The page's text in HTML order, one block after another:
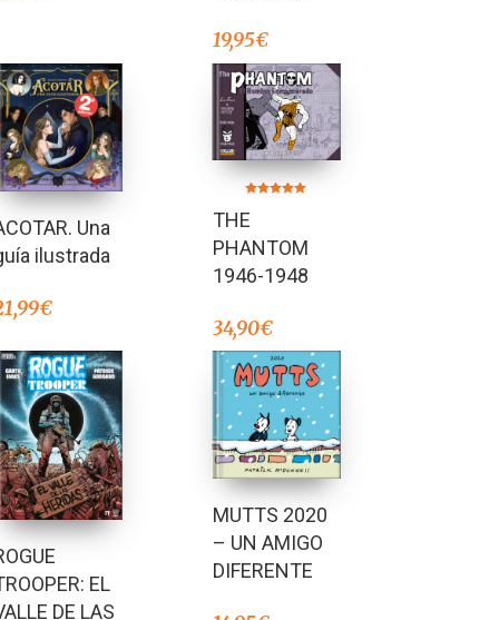
19,95€
Una
ilustrada
€
5.00
de 5
THE
PHANTOM
1946-1948
34,90€
EL
DE LAS
MUTTS 2020
– UN AMIGO
DIFERENTE